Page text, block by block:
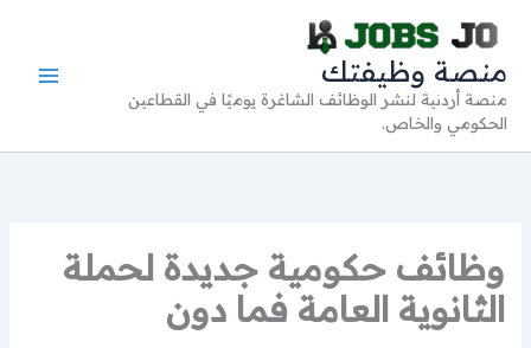
المحتوى
منصة وظيفتك
منصة أردنية لنشر الوظائف الشاغرة يوميًا في القطاعين
الحكومي والخاص.
وظائف حكومية جديدة لحملة
الثانوية العامة فما دون